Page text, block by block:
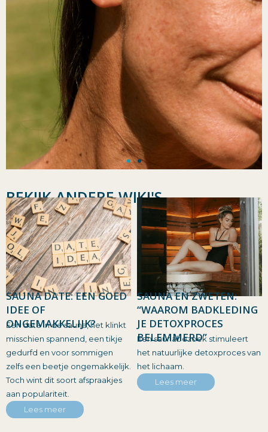
BEKIJK ANDERE WIKI'S
SAUNA DATE: EEN GOED
IDEE OF
ONGEMAKKELIJK?
Een date in de sauna, het klinkt
misschien spannend, een tikje
gedurfd en voor sommigen
zelfs een beetje ongemakkelijk.
Toch wint dit soort afspraakjes
aan populariteit.
Lees meer
SAUNA EN ZWETEN:
“WAAROM BADKLEDING
JE DETOXPROCES
BELEMMERD”
Een saunabezoek stimuleert
het natuurlijke detoxproces van
het lichaam.
Lees meer